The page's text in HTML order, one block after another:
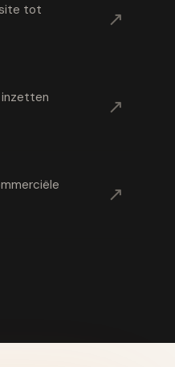
tot
↗
inzetten
↗
↗